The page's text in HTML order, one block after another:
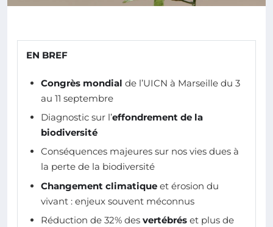
EN BREF
Congrès mondial de l’UICN à Marseille du 3
au 11 septembre
Diagnostic sur l’effondrement de la
biodiversité
Conséquences majeures sur nos vies dues à
la perte de la biodiversité
Changement climatique et érosion du
vivant : enjeux souvent méconnus
Réduction de 32% des vertébrés et plus de